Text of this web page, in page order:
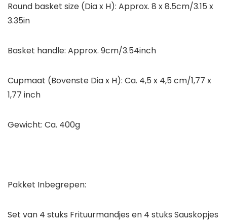
Round basket size (Dia x H): Approx. 8 x 8.5cm/3.15 x
3.35in
Basket handle: Approx. 9cm/3.54inch
Cupmaat (Bovenste Dia x H): Ca. 4,5 x 4,5 cm/1,77 x
1,77 inch
Gewicht: Ca. 400g
Pakket Inbegrepen:
Set van 4 stuks Frituurmandjes en 4 stuks Sauskopjes